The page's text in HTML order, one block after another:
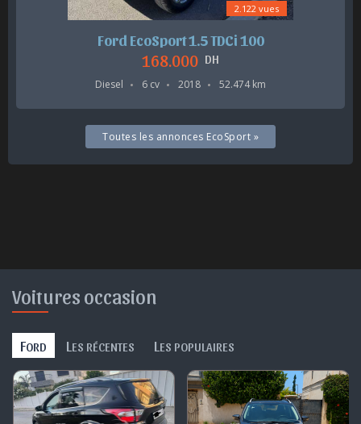
2.122 vues
Ford EcoSport 1.5 TDCi 100
168.000 DH
Diesel 6 cv 2018 52.474 km
Toutes les annonces EcoSport »
Voitures occasion
FORD L ES RÉCENTES L ES POPULAIRES